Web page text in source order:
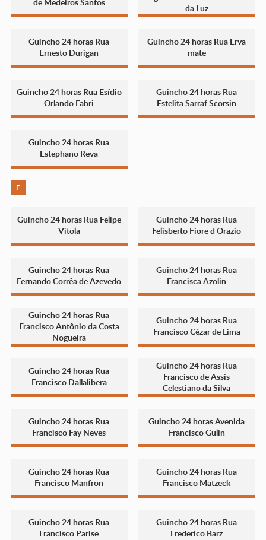
da Luz
Guincho 24 horas Rua
Ernesto Durigan
Guincho 24 horas Rua Erva
mate
Guincho 24 horas Rua Esídio
Orlando Fabri
Guincho 24 horas Rua
Estelita Sarraf Scorsin
Guincho 24 horas Rua
Estephano Reva
F
Guincho 24 horas Rua Felipe
Vitola
Guincho 24 horas Rua
Felisberto Fiore d Orazio
Guincho 24 horas Rua
Fernando Corrêa de Azevedo
Guincho 24 horas Rua
Francisca Azolin
Guincho 24 horas Rua
Francisco Antônio da Costa
Nogueira
Guincho 24 horas Rua
Francisco Cézar de Lima
Guincho 24 horas Rua
Francisco Dallalibera
Guincho 24 horas Rua
Francisco de Assis
Celestiano da Silva
Guincho 24 horas Rua
Francisco Fay Neves
Guincho 24 horas Avenida
Francisco Gulin
Guincho 24 horas Rua
Francisco Manfron
Guincho 24 horas Rua
Francisco Matzeck
Guincho 24 horas Rua
Francisco Parise
Guincho 24 horas Rua
Frederico Barz